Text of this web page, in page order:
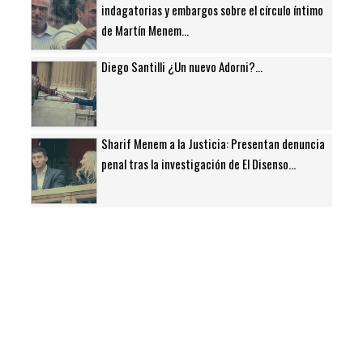
indagatorias y embargos sobre el círculo íntimo
de Martín Menem...
Diego Santilli ¿Un nuevo Adorni?...
Sharif Menem a la Justicia: Presentan denuncia
penal tras la investigación de El Disenso...